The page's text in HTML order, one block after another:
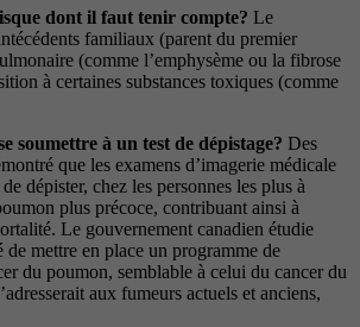
dont il faut tenir compte? Le
familiaux (parent du premier
(comme l’emphysème ou la fibrose
à certaines substances toxiques (comme
soumettre à un test de dépistage? Des
que les examens d’imagerie médicale
dépister, chez les personnes les plus à
plus précoce, contribuant ainsi à
Le gouvernement canadien étudie
de mettre en place un programme de
du poumon, semblable à celui du cancer du
aux fumeurs actuels et anciens,